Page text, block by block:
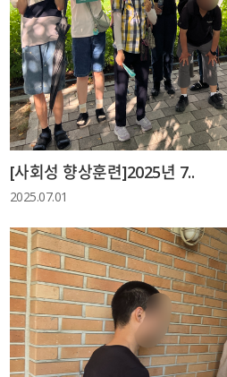
[사회성 향상훈련]2025년 7..
2025.07.01